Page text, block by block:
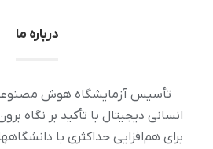
درباره ما
تأسیس آزمایشگاه هوش
انسانی دیجیتال با تأکید بر نگاه
برای هم‌افزایی حداکثری با